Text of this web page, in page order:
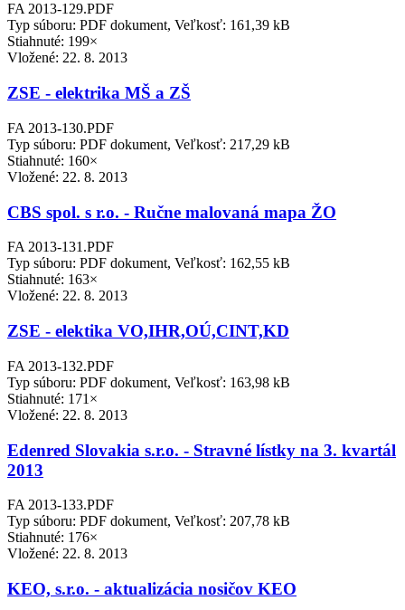
FA 2013-129.PDF
Typ súboru: PDF dokument, Veľkosť: 161,39 kB
Stiahnuté: 199×
Vložené: 22. 8. 2013
ZSE - elektrika MŠ a ZŠ
FA 2013-130.PDF
Typ súboru: PDF dokument, Veľkosť: 217,29 kB
Stiahnuté: 160×
Vložené: 22. 8. 2013
CBS spol. s r.o. - Ručne malovaná mapa ŽO
FA 2013-131.PDF
Typ súboru: PDF dokument, Veľkosť: 162,55 kB
Stiahnuté: 163×
Vložené: 22. 8. 2013
ZSE - elektika VO,IHR,OÚ,CINT,KD
FA 2013-132.PDF
Typ súboru: PDF dokument, Veľkosť: 163,98 kB
Stiahnuté: 171×
Vložené: 22. 8. 2013
Edenred Slovakia s.r.o. - Stravné lístky na 3. kvartál
2013
FA 2013-133.PDF
Typ súboru: PDF dokument, Veľkosť: 207,78 kB
Stiahnuté: 176×
Vložené: 22. 8. 2013
KEO, s.r.o. - aktualizácia nosičov KEO